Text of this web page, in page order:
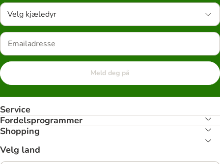
Velg kjæledyr
Meld deg på
Service
Fordelsprogrammer
Shopping
Velg land